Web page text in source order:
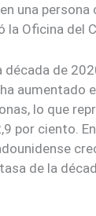
una persona
la Oficina del
década de
aumentado
lo que
por ciento.
de la